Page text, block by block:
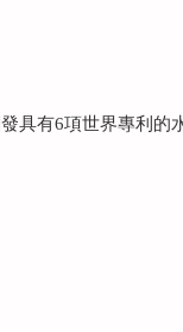
具有6項世界專利的